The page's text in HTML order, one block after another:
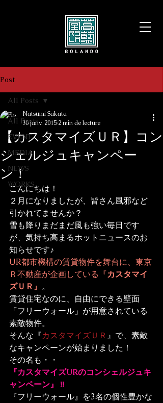
Post
All Posts
EVENT
MEDIA
NEWS
WORKS
All Posts
【カスタマイズＵＲ】コン
シェルジュキャンペー
ン！
Natsumi Sakata
30 janv. 2015 2 min de lecture
こんにちは！
２月になりましたが、皆さん風邪など
引かれてませんか？
雪も降りまだまだ風も強い毎日です
が、気持ち高まるホットニュースのお
知らせです♪
UR都市機構の賃貸物件を舞台に、 東京
Ｒ不動産が企画している 『カスタマイ
ズＵＲ』 。
賃貸住宅なのに、自由にできる壁面
「フリーウォール」が用意されている
素敵物件。
そんな『カスタマイズＵＲ 』で、素敵
なキャンペーンが始まりました！
『カスタマイズURのコンシェルジュキ
ャンペーン』 !!
『フリーウォール』を3名の個性豊かな